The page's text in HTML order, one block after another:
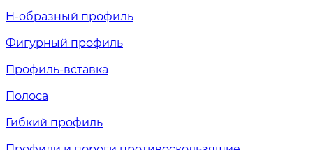
H-образный профиль
Фигурный профиль
Профиль-вставка
Полоса
Гибкий профиль